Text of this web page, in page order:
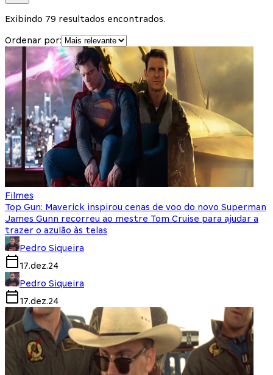
Exibindo 79 resultados encontrados.
Ordenar por:
Filmes
Top Gun: Maverick inspirou cenas de voo do novo Superman
James Gunn recorreu ao mestre Tom Cruise para ajudar a
trazer o azulão às telas
Pedro Siqueira
17.dez.24
Pedro Siqueira
17.dez.24